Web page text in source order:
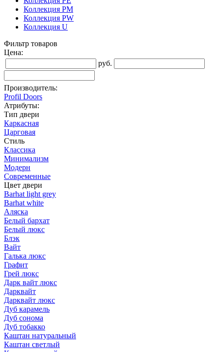
Коллекция PM
Коллекция PW
Коллекция U
Фильтр товаров
Цена:
руб.
Производитель:
Profil Doors
Атрибуты:
Тип двери
Каркасная
Царговая
Стиль
Классика
Минимализм
Модерн
Современные
Цвет двери
Barhat light grey
Barhat white
Аляска
Белый бархат
Белый люкс
Блэк
Вайт
Галька люкс
Графит
Грей люкс
Дарк вайт люкс
Дарквайт
Дарквайт люкс
Дуб карамель
Дуб сонома
Дуб тобакко
Каштан натуральный
Каштан светлый